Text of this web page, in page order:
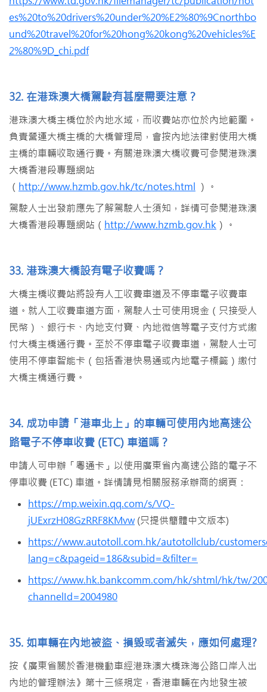
es%20to%20drivers%20under%20%E2%80%9Cnorthbo
und%20travel%20for%20hong%20kong%20vehicles%E
2%80%9D_chi.pdf
32. 在港珠澳大橋駕駛有甚麼需要注意？
港珠澳大橋主橋位於內地水域，而收費站亦位於內地範圍。
負責營運大橋主橋的大橋管理局，會按內地法律對使用大橋
主橋的車輛收取通行費。有關港珠澳大橋收費可參閱港珠澳
大橋香港段專題網站
（ http://www.hzmb.gov.hk/tc/notes.html ）。
駕駛人士出發前應先了解駕駛人士須知，詳情可參閱港珠澳
大橋香港段專題網站（ http://www.hzmb.gov.hk ）。
33. 港珠澳大橋設有電子收費嗎？
大橋主橋收費站將設有人工收費車道及不停車電子收費車
道。就人工收費車道方面，駕駛人士可使用現金（只接受人
民幣）、銀行卡、內地支付寶、內地微信等電子支付方式繳
付大橋主橋通行費。至於不停車電子收費車道，駕駛人士可
使用不停車智能卡（包括香港快易通或內地電子標籤）繳付
大橋主橋通行費。
34. 成功申請「港車北上」的車輛可使用內地高速公
路電子不停車收費 (ETC) 車道嗎？
申請人可申辦「粵通卡」以使用廣東省內高速公路的電子不
停車收費 (ETC) 車道。詳情請見相關服務承辦商的網頁：
https://mp.weixin.qq.com/s/VQ-
jUExrzH08GzRRF8KMvw (只提供簡體中文版本)
https://www.autotoll.com.hk/autotollclub/
lang=c&pageid=186&subid=&filter=
https://www.hk.bankcomm.com/hk/shtml/hk/tw/
channelId=2004980
35. 如車輛在內地被盜、損毀或者滅失，應如何處理?
按《廣東省關於香港機動車經港珠澳大橋珠海公路口岸入出
內地的管理辦法》第十三條規定，香港車輛在內地發生被